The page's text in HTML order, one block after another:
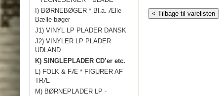
I) BØRNEBØGER * Bl.a. Ælle
Bælle bøger
J1) VINYL LP PLADER DANSK
J2) VINYLER LP PLADER
UDLAND
K) SINGLEPLADER CD’er etc.
L) FOLK & FÆ * FIGURER AF
TRÆ
M) BØRNEPLADER LP -
< Tilbage til varelisten